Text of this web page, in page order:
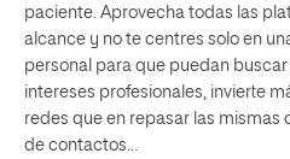
paciente. Aprovecha todas las
alcance y no te centres solo en
personal para que puedan
intereses profesionales, invierte
redes que en repasar las mismas
de contactos…